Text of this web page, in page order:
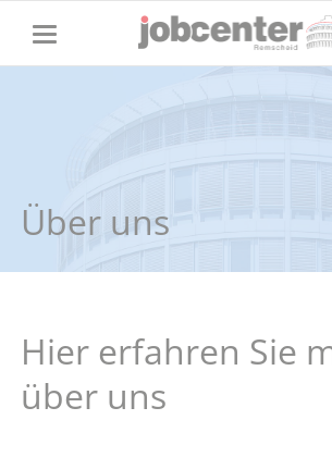
Über uns
Hier erfahren Sie
über uns